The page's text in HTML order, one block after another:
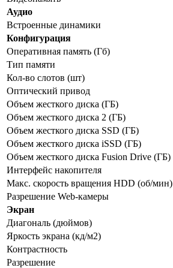
Аудио
Встроенные динамики
Конфигурация
Оперативная память (Гб)
Тип памяти
Кол-во слотов (шт)
Оптический привод
Объем жесткого диска (ГБ)
Объем жесткого диска 2 (ГБ)
Объем жесткого диска SSD (ГБ)
Объем жесткого диска iSSD (ГБ)
Объем жесткого диска Fusion Drive (ГБ)
Интерфейс накопителя
Макс. скорость вращения HDD (об/мин)
Разрешение Web-камеры
Экран
Диагональ (дюймов)
Яркость экрана (кд/м2)
Контрастность
Разрешение